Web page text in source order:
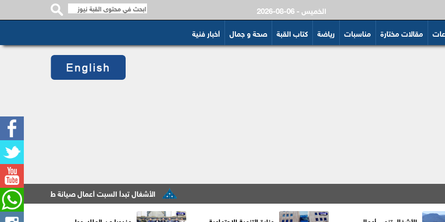
2026-08-06 - الخميس
مقالات مختارة مناسبات رياضة كتاب القبة صحة و جمال أخبار فنية
الأشغال تبدأ السبت أعمال صيانة طريق معان – البادية